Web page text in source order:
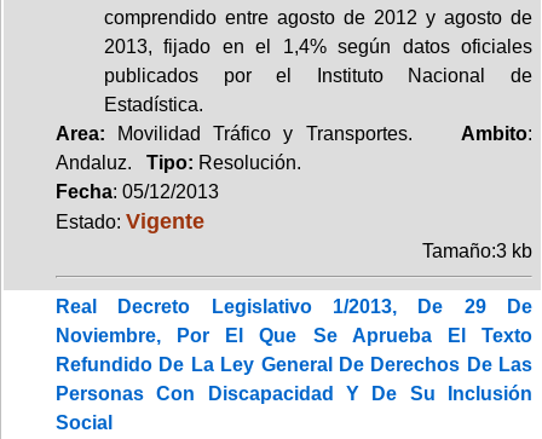
comprendido entre agosto de 2012 y agosto de
2013, fijado en el 1,4% según datos oficiales
publicados por el Instituto Nacional de
Estadística.
Area: Movilidad Tráfico y Transportes. Ambito:
Andaluz. Tipo: Resolución.
Fecha: 05/12/2013
Estado: Vigente
Tamaño:3 kb
Real Decreto Legislativo 1/2013, De 29 De
Noviembre, Por El Que Se Aprueba El Texto
Refundido De La Ley General De Derechos De Las
Personas Con Discapacidad Y De Su Inclusión
Social